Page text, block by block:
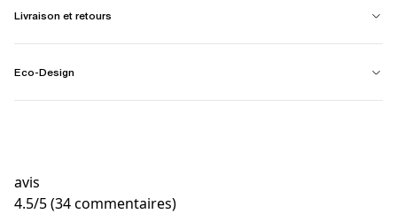
Livraison et retours
Eco-Design
avis
4.5/5(34 commentaires)